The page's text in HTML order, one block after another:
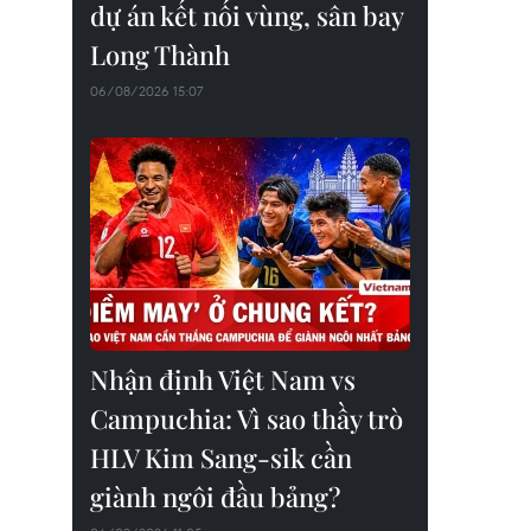
dự án kết nối vùng, sân bay
Long Thành
06/08/2026 15:07
Nhận định Việt Nam vs
Campuchia: Vì sao thầy trò
HLV Kim Sang-sik cần
giành ngôi đầu bảng?